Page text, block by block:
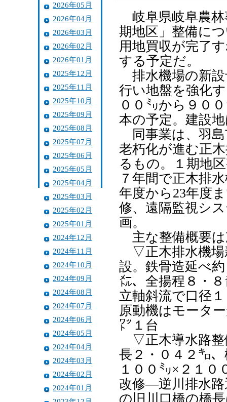
2026年05月
2026年04月
2026年03月
2026年02月
2026年01月
2025年12月
2025年11月
2025年10月
2025年09月
2025年08月
2025年07月
2025年06月
2025年05月
2025年04月
2025年03月
2025年02月
2025年01月
2024年12月
2024年11月
2024年10月
2024年09月
2024年08月
2024年07月
2024年06月
2024年05月
2024年04月
2024年03月
2024年02月
2024年01月
岐阜県岐阜農林
期地区」整備に
用地買収が完了
する予定だ。
排水機場の新設
行い地盤を強化
００㍉から９０
本の予定。建設
同事業は、羽島
老朽化が進む正
るもの。１期地
７年間で正木排
年度から23年度
修、遠隔監視シ
画。
主な整備概要
▽正木排水機場
設。鉄骨造延べ
㍍、全揚程８・
立軸斜流で口径
原動機はモータ
㍗１台
▽正木導水路整
長２・０４２㌔
１００㍉×２１
改修―逆川排水路
の旧川口橋の橋